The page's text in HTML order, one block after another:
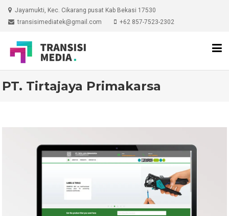
Skip
Jayamukti, Kec. Cikarang pusat Kab Bekasi 17530
transisimediatek@gmail.com
+62 857-7523-2302
PT. Tirtajaya Primakarsa